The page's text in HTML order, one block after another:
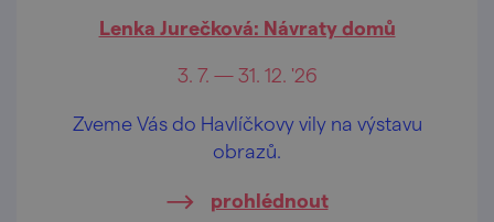
Lenka Jurečková: Návraty domů
3. 7. — 31. 12. '26
Zveme Vás do Havlíčkovy vily na výstavu
obrazů.
prohlédnout